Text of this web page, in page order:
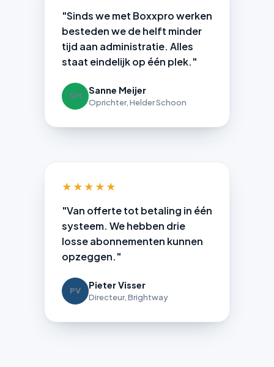
"Sinds we met Boxxpro werken
besteden we de helft minder
tijd aan administratie. Alles
staat eindelijk op één plek."
SM
Sanne Meijer
Oprichter, Helder Schoon
★★★★★
"Van offerte tot betaling in één
systeem. We hebben drie
losse abonnementen kunnen
opzeggen."
PV
Pieter Visser
Directeur, Brightway